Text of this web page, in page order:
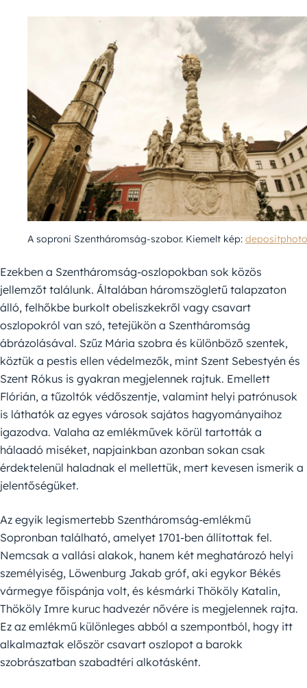
A soproni Szentháromság-szobor. Kiemelt kép:
Ezekben a Szentháromság-oszlopokban sok közös
jellemzőt találunk. Általában háromszögletű talapzaton
álló, felhőkbe burkolt obeliszkekről vagy csavart
oszlopokról van szó, tetejükön a Szentháromság
ábrázolásával. Szűz Mária szobra és különböző szentek,
köztük a pestis ellen védelmezők, mint Szent Sebestyén és
Szent Rókus is gyakran megjelennek rajtuk. Emellett
Flórián, a tűzoltók védőszentje, valamint helyi patrónusok
is láthatók az egyes városok sajátos hagyományaihoz
igazodva. Valaha az emlékművek körül tartották a
hálaadó miséket, napjainkban azonban sokan csak
érdektelenül haladnak el mellettük, mert kevesen ismerik a
jelentőségüket.
Az egyik legismertebb Szentháromság-emlékmű
Sopronban található, amelyet 1701-ben állítottak fel.
Nemcsak a vallási alakok, hanem két meghatározó helyi
személyiség, Löwenburg Jakab gróf, aki egykor Békés
vármegye főispánja volt, és késmárki Thököly Katalin,
Thököly Imre kuruc hadvezér nővére is megjelennek rajta.
Ez az emlékmű különleges abból a szempontból, hogy itt
alkalmaztak először csavart oszlopot a barokk
szobrászatban szabadtéri alkotásként.